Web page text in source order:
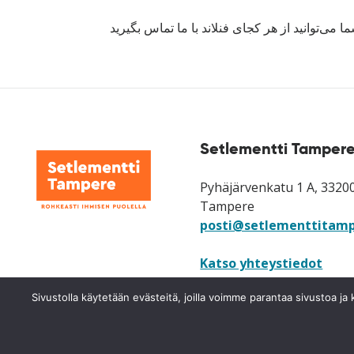
Setlementti
Pyhäjärvenkatu 1 A,
Tampere
Katso yhteystiedot
Katso
neuvonta
Sivustolla käytetään evästeitä, joilla voimme parantaa sivustoa